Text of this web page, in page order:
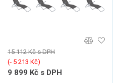
15 112 Kč s DPH
(‐ 5 213 Kč)
9 899 Kč s DPH